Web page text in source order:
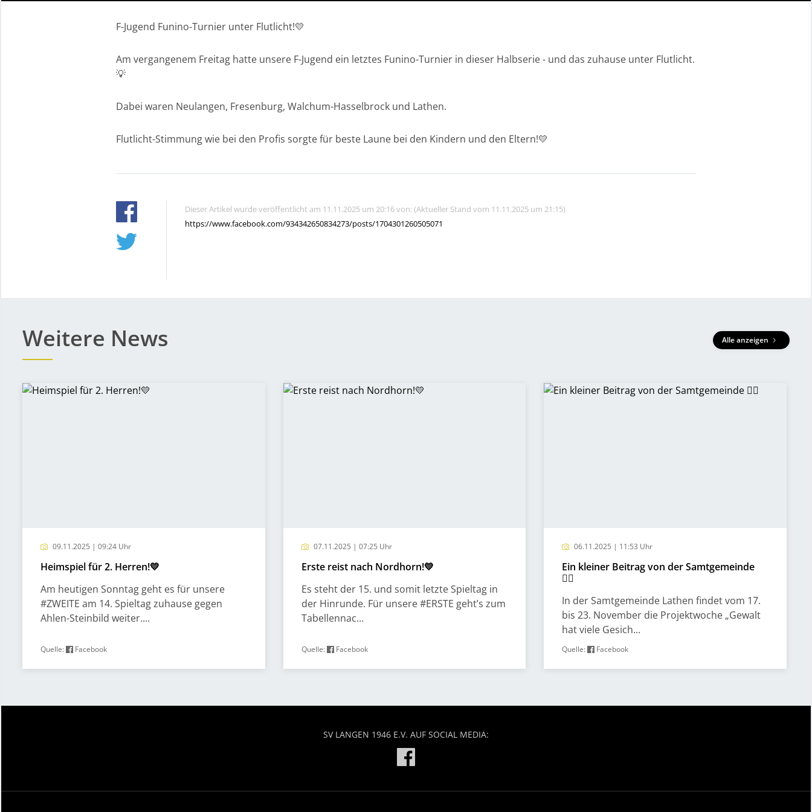
F-Jugend Funino-Turnier unter Flutlicht!💛
Am vergangenem Freitag hatte unsere F-Jugend ein letztes Funino-Turnier in dieser Halbserie - und das zuhause unter Flutlicht.
💡
Dabei waren Neulangen, Fresenburg, Walchum-Hasselbrock und Lathen.
Flutlicht-Stimmung wie bei den Profis sorgte für beste Laune bei den Kindern und den Eltern!💛
Dieser Artikel wurde veröffentlicht am 11.11.2025 um 20:16 von: (Aktueller Stand vom 11.11.2025 um 21:15)
https://www.facebook.com/934342650834273/posts/1704301260505071
Weitere News Alle anzeigen
09.11.2025 | 09:24 Uhr
Heimspiel für 2. Herren!💛
Am heutigen Sonntag geht es für unsere
#ZWEITE am 14. Spieltag zuhause gegen
Ahlen-Steinbild weiter....
Quelle: Facebook
07.11.2025 | 07:25 Uhr
Erste reist nach Nordhorn!💛
Es steht der 15. und somit letzte Spieltag in
der Hinrunde. Für unsere #ERSTE geht’s zum
Tabellennac...
Quelle: Facebook
06.11.2025 | 11:53 Uhr
Ein kleiner Beitrag von der Samtgemeinde
✌🏻
In der Samtgemeinde Lathen findet vom 17.
bis 23. November die Projektwoche „Gewalt
hat viele Gesich...
Quelle: Facebook
SV LANGEN 1946 E.V. AUF SOCIAL MEDIA: